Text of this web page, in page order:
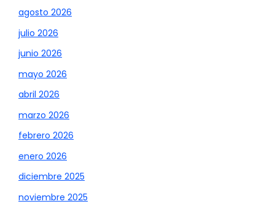
agosto 2026
julio 2026
junio 2026
mayo 2026
abril 2026
marzo 2026
febrero 2026
enero 2026
diciembre 2025
noviembre 2025